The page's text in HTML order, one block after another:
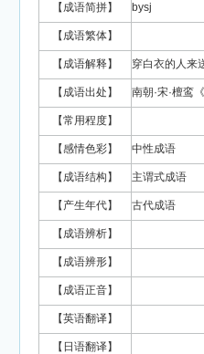
【成语简拼】 bysj
【成语繁体】
【成语解释】 穿白衣的人来
【成语出处】 南朝·宋·檀鸾
【常用程度】
【感情色彩】 中性成语
【成语结构】 主谓式成语
【产生年代】 古代成语
【成语辨析】
【成语辨形】
【成语正音】
【英语翻译】
【日语翻译】